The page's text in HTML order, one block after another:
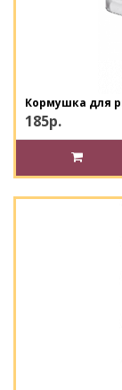
Кормушка для
185р.